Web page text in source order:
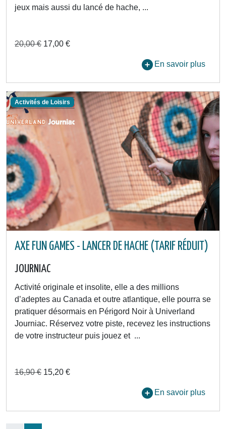
jeux mais aussi du lancé de hache, ...
20,00 € 17,00 €
En savoir plus
Activités de Loisirs
AXE FUN GAMES - LANCER DE HACHE (TARIF RÉDUIT)
JOURNIAC
Activité originale et insolite, elle a des millions
d’adeptes au Canada et outre atlantique, elle pourra se
pratiquer désormais en Périgord Noir à Univerland
Journiac. Réservez votre piste, recevez les instructions
de votre instructeur puis jouez et ...
16,90 € 15,20 €
En savoir plus